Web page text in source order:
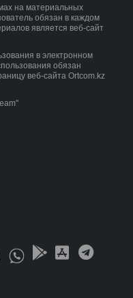
на материальных
обязан в каждом
является веб-сайт
в электронном
обязан
веб-сайта Ortcom.kz